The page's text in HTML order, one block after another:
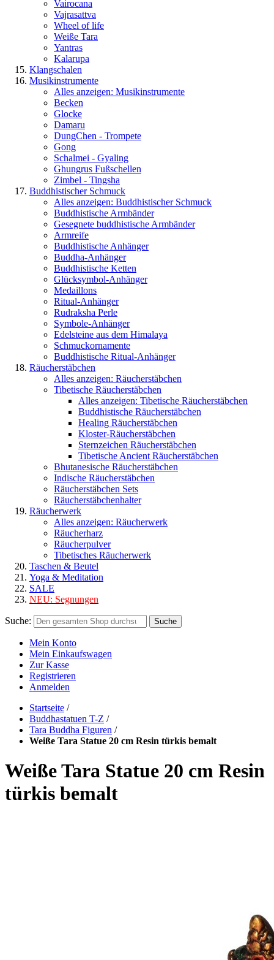
Vairocana
Vajrasattva
Wheel of life
Weiße Tara
Yantras
Kalarupa
Klangschalen
Musikinstrumente
Alles anzeigen: Musikinstrumente
Becken
Glocke
Damaru
DungChen - Trompete
Gong
Schalmei - Gyaling
Ghungrus Fußschellen
Zimbel - Tingsha
Buddhistischer Schmuck
Alles anzeigen: Buddhistischer Schmuck
Buddhistische Armbänder
Gesegnete buddhistische Armbänder
Armreife
Buddhistische Anhänger
Buddha-Anhänger
Buddhistische Ketten
Glücksymbol-Anhänger
Medaillons
Ritual-Anhänger
Rudraksha Perle
Symbole-Anhänger
Edelsteine aus dem Himalaya
Schmuckornamente
Buddhistische Ritual-Anhänger
Räucherstäbchen
Alles anzeigen: Räucherstäbchen
Tibetische Räucherstäbchen
Alles anzeigen: Tibetische Räucherstäbchen
Buddhistische Räucherstäbchen
Healing Räucherstäbchen
Kloster-Räucherstäbchen
Sternzeichen Räucherstäbchen
Tibetische Ancient Räucherstäbchen
Bhutanesische Räucherstäbchen
Indische Räucherstäbchen
Räucherstäbchen Sets
Räucherstäbchenhalter
Räucherwerk
Alles anzeigen: Räucherwerk
Räucherharz
Räucherpulver
Tibetisches Räucherwerk
Taschen & Beutel
Yoga & Meditation
SALE
NEU: Segnungen
Suche: Suche
Mein Konto
Mein Einkaufswagen
Zur Kasse
Registrieren
Anmelden
Startseite /
Buddhastatuen T-Z /
Tara Buddha Figuren /
Weiße Tara Statue 20 cm Resin türkis bemalt
Weiße Tara Statue 20 cm Resin
türkis bemalt